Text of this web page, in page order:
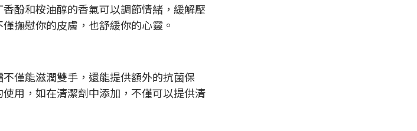
酚和桉油醇的香氣可以調節情緒，緩解壓
撫慰你的皮膚，也舒緩你的心靈。
僅能滋潤雙手，還能提供額外的抗菌保
用，如在清潔劑中添加，不僅可以提供清